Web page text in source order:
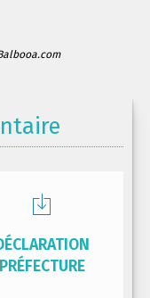
PRÉFECTURE